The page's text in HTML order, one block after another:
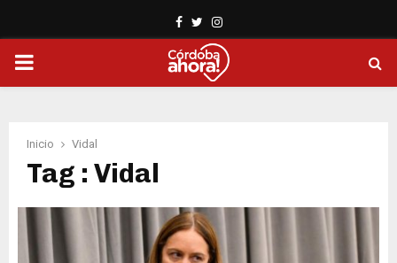
Facebook
TwitterInstagram
PRIMARY
Inicio Vidal
Tag : Vidal